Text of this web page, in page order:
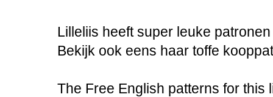
Lilleliis heeft super leuke
Bekijk ook eens haar toffe
The Free English patterns for this